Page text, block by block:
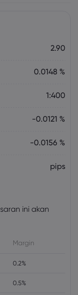
2.90
0.0148 %
1:400
-0.0121 %
-0.0156 %
pips
ini akan
Margin
0.2%
0.5%